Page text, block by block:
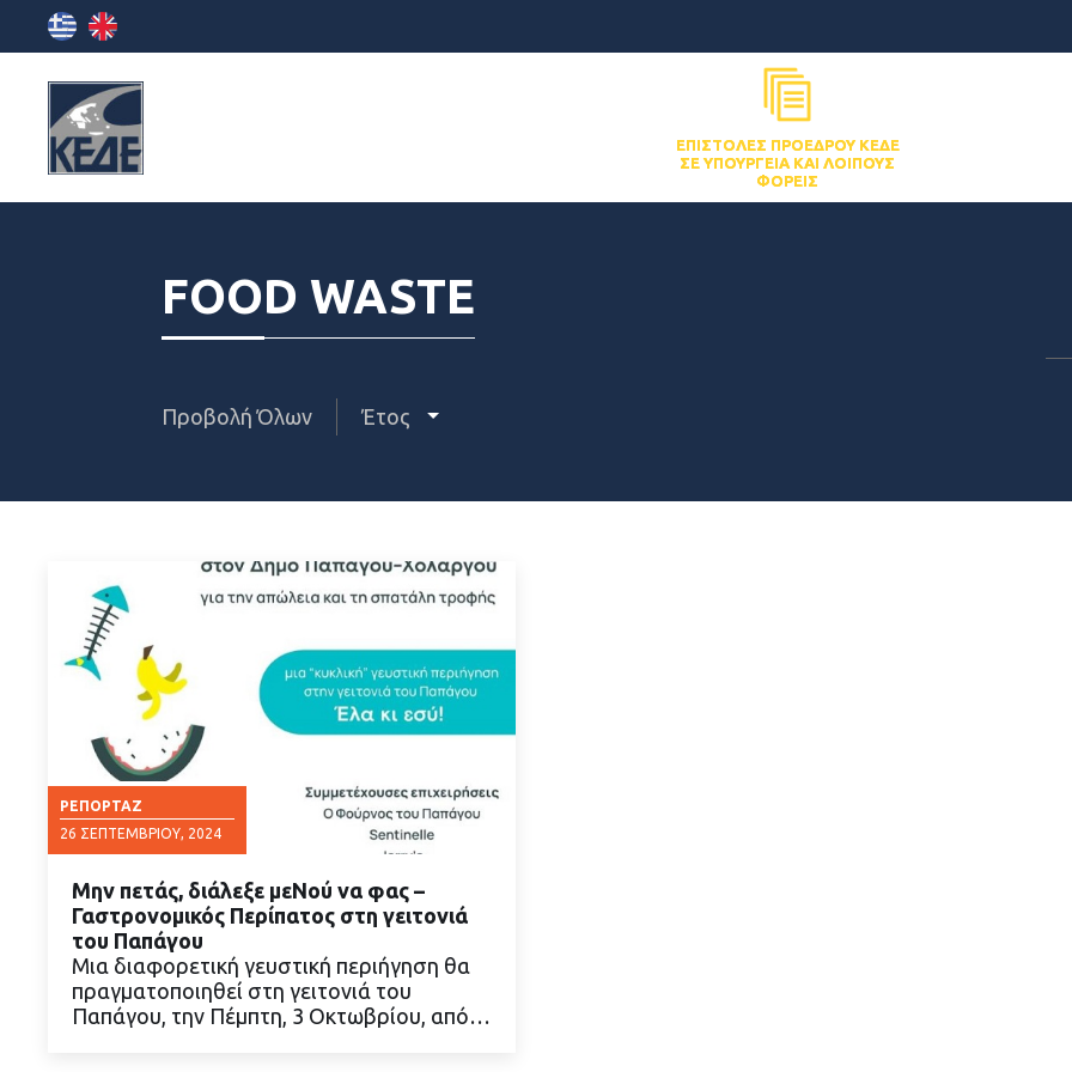
ΕΠΙΣΤΟΛΈΣ ΠΡΟΈΔΡΟΥ ΚΕΔΕ
ΣΕ ΥΠΟΥΡΓΕΊΑ ΚΑΙ ΛΟΙΠΟΎΣ
ΦΟΡΕΊΣ
FOOD WASTE
Προβολή Όλων Έτος
ΡΕΠΟΡΤΆΖ
26 ΣΕΠΤΕΜΒΡΊΟΥ, 2024
ΔΙΑΒΑΣΤΕ ΠΕΡΙΣΣΟΤΕΡΑ
Μην πετάς, διάλεξε μεΝού να φας –
Γαστρονομικός Περίπατος στη γειτονιά
του Παπάγου
Μια διαφορετική γευστική περιήγηση θα
πραγματοποιηθεί στη γειτονιά του
Παπάγου, την Πέμπτη, 3 Οκτωβρίου, από…